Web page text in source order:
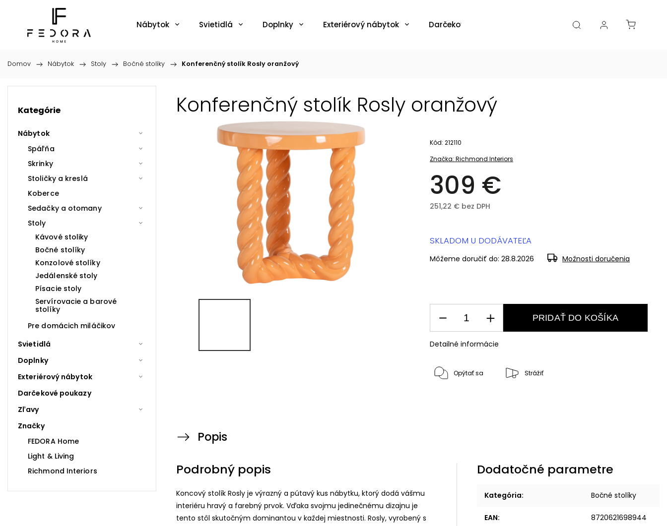
Nábytok Svietidlá Doplnky Exteriérový nábytok Darčekové poukazy Katalógy Blogy
Domov / Nábytok / Stoly / Bočné stolíky / Konferenčný stolík Rosly oranžový
Kategórie
Nábytok
Spáľňa
Skrinky
Stoličky a kreslá
Koberce
Sedačky a otomany
Stoly
Kávové stoliky
Bočné stolíky
Konzolové stolíky
Jedálenské stoly
Písacie stoly
Servírovacie a barové
stolíky
Pre domácich miláčikov
Svietidlá
Doplnky
Exteriérový nábytok
Darčekové poukazy
Zľavy
Značky
FEDORA Home
Light & Living
Richmond Interiors
Konferenčný stolík Rosly oranžový
Značka: Richmond Interiors
309 €
251,22 € bez DPH
Kód: 212110
SKLADOM U DODÁVATEĽA
Môžeme doručiť do: 28.8.2026 Možnosti doručenia
PRIDAŤ DO KOŠÍKA
Detailné informácie
Opýtať sa Strážiť
Popis
Podrobný popis
Koncový stolík Rosly je výrazný a pútavý kus nábytku, ktorý dodá vášmu
interiéru hravý a farebný prvok. Vďaka svojmu jedinečnému dizajnu je
tento stôl skutočným dominantou v každej miestnosti. Rosly, vyrobený s
Dodatočné parametre
Kategória: Bočné stolíky
EAN: 8720621698944